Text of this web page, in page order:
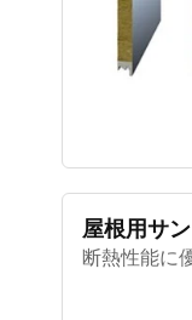
屋根用サ
断熱性能に